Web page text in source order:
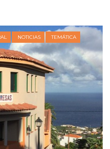
NOTICIAS TEMÁTICA